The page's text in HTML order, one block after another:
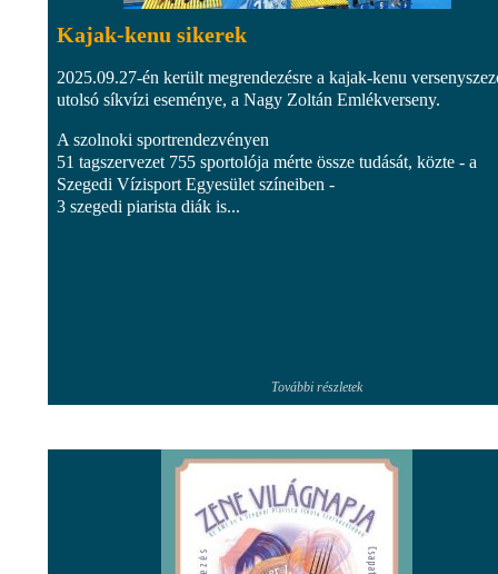
Kajak-kenu sikerek
2025.09.27-én került megrendezésre a kajak-kenu
utolsó síkvízi eseménye, a Nagy Zoltán Emlékverseny.
A szolnoki sportrendezvényen
51 tagszervezet 755 sportolója mérte össze tudását, közte - a
Szegedi Vízisport Egyesület színeiben -
3 szegedi piarista diák is...
További részletek